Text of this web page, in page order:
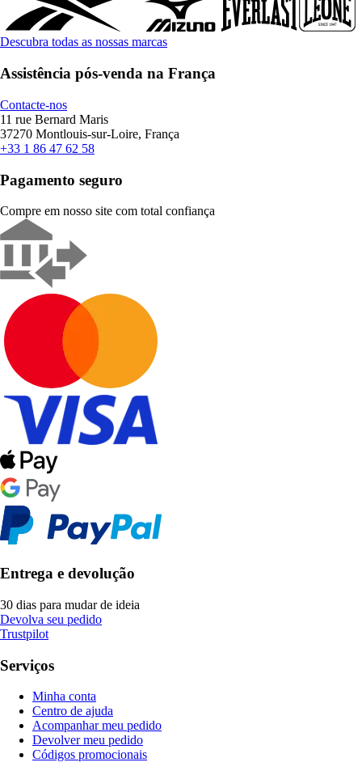
Descubra todas as nossas marcas
Assistência pós-venda na França
Contacte-nos
11 rue Bernard Maris
37270 Montlouis-sur-Loire, França
+33 1 86 47 62 58
Pagamento seguro
Compre em nosso site com total confiança
Entrega e devolução
30 dias para mudar de ideia
Devolva seu pedido
Trustpilot
Serviços
Minha conta
Centro de ajuda
Acompanhar meu pedido
Devolver meu pedido
Códigos promocionais